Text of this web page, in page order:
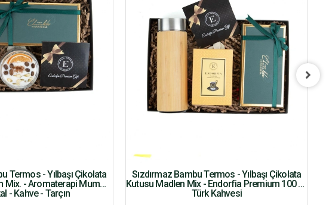
Termos - Yılbaşı Çikolata
Mix. - Aromaterapi Mum
- Kahve - Tarçın
Sızdırmaz Bambu Termos - Yılbaşı Çikolata
Kutusu Madlen Mix - Endorfia Premium 100 Gr
Türk Kahvesi